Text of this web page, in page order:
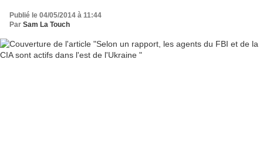
Publié le 04/05/2014 à 11:44
Par Sam La Touch